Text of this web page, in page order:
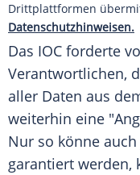
Drittplattformen
Datenschutzhinweisen.
Das IOC forderte
Verantwortlichen,
aller Daten aus
weiterhin eine
Nur so könne
garantiert werden,